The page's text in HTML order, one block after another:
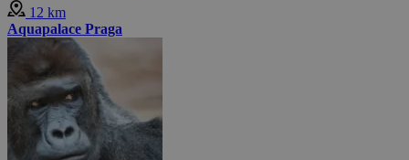
12 km
Aquapalace Praga